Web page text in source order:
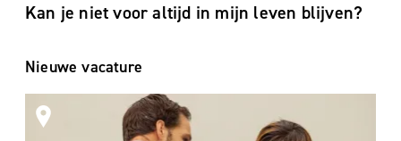
Kan je niet voor altijd in mijn leven blijven?
Nieuwe vacature